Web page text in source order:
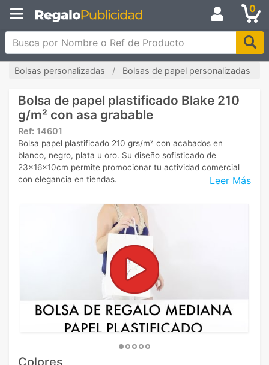
0
Busca por Nombre o Ref de Producto
Bolsas personalizadas Bolsas de papel personalizadas
Bolsa de papel plastificado Blake 210
g/m² con asa grabable
Ref: 14601
Leer Más
Bolsa papel plastificado 210 grs/m² con acabados en
blanco, negro, plata u oro. Su diseño sofisticado de
23x16x10cm permite promocionar tu actividad comercial
con elegancia en tiendas.
Colores